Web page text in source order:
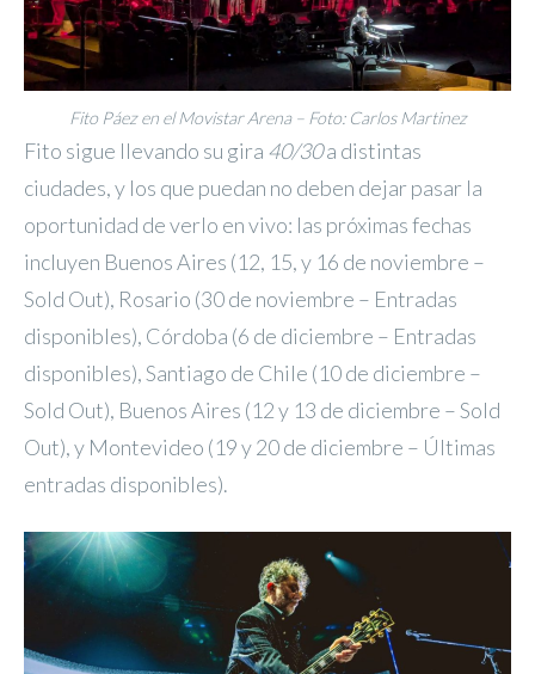
Fito Páez en el Movistar Arena – Foto: Carlos Martinez
Fito sigue llevando su gira 40/30a distintas
ciudades, y los que puedan no deben dejar pasar la
oportunidad de verlo en vivo: las próximas fechas
incluyen Buenos Aires (12, 15, y 16 de noviembre –
Sold Out), Rosario (30 de noviembre – Entradas
disponibles), Córdoba (6 de diciembre – Entradas
disponibles), Santiago de Chile (10 de diciembre –
Sold Out), Buenos Aires (12 y 13 de diciembre – Sold
Out), y Montevideo (19 y 20 de diciembre – Últimas
entradas disponibles).